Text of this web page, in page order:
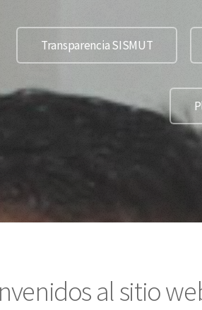
Transparencia SISMUT
al sitio